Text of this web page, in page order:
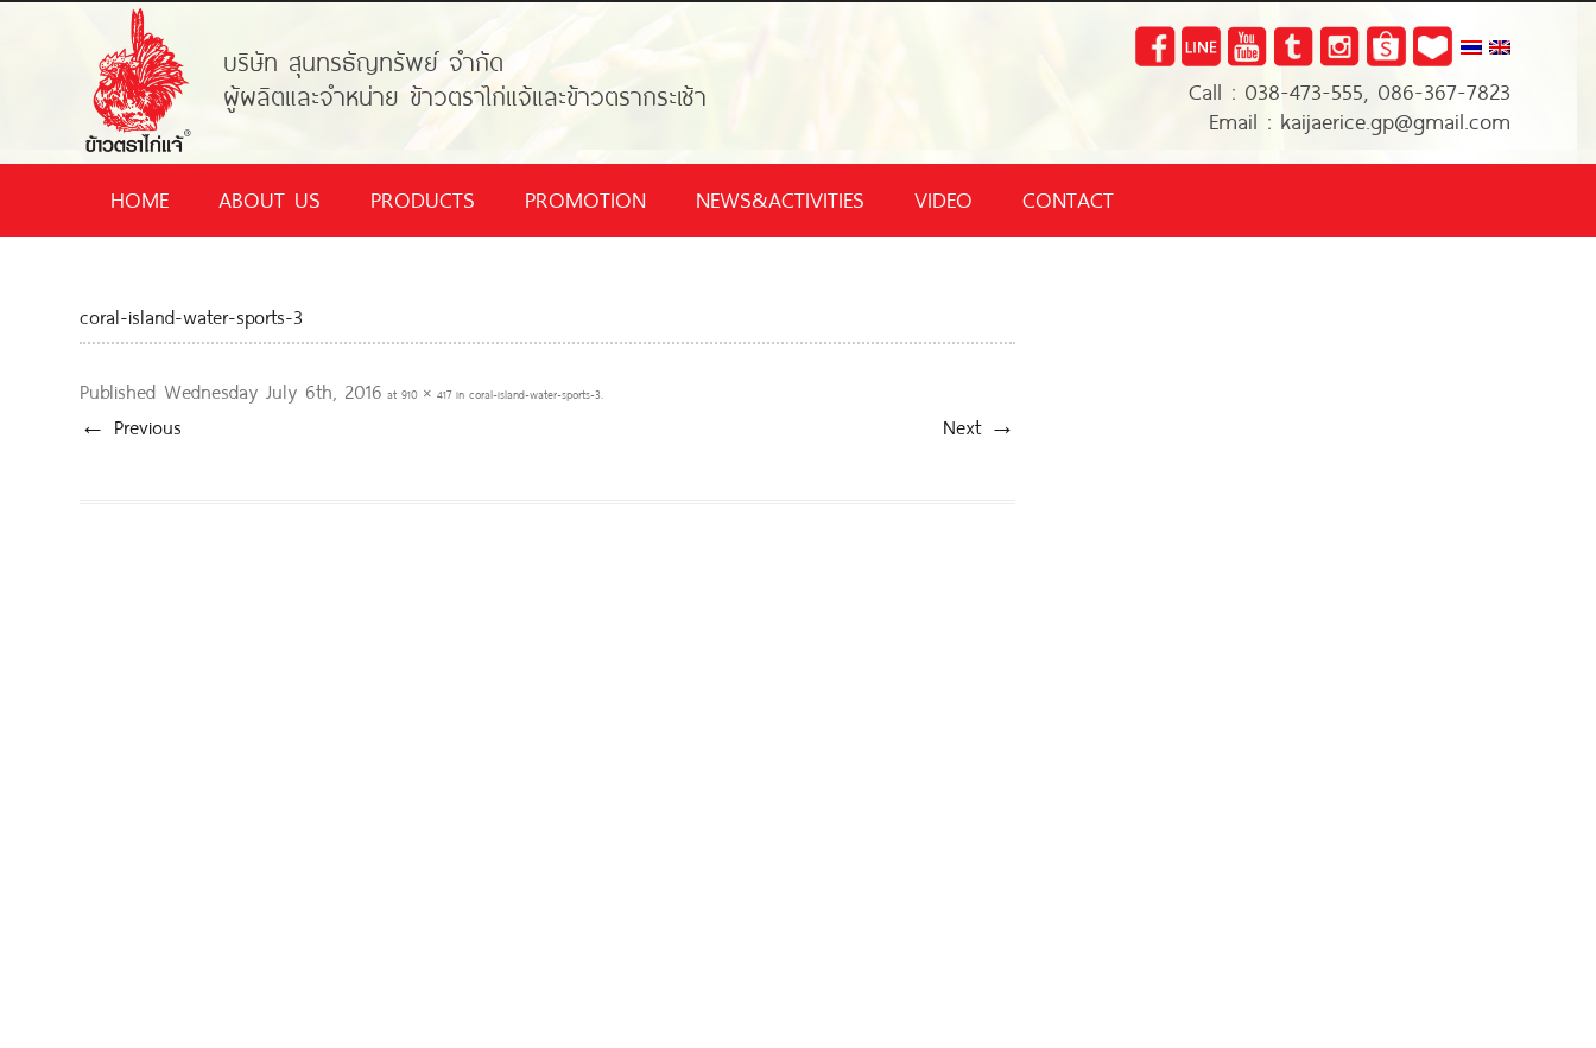
บริษัท สุนทรธัญทรัพย์ จำกัด
ผู้ผลิตและจำหน่าย ข้าวตราไก่แจ้และข้าวตรากระเช้า
Call : 038-473-555, 086-367-7823
Email : kaijaerice.gp@gmail.com
HOME ABOUT US PRODUCTS PROMOTION NEWS&ACTIVITIES VIDEO CONTACT
coral-island-water-sports-3
PublishedWednesday July 6th, 2016 at910 × 417incoral-island-water-sports-3.
← Previous Next →